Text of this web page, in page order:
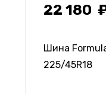
22 180
Шина
225/45R18